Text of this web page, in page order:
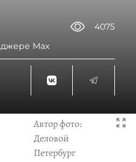
4075
Max
Автор фото:
Деловой
Петербург